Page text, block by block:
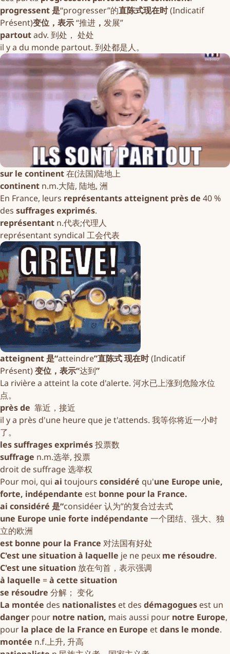
progressent 是“progresser”的直陈式现在时(Indicatif
Présent)变位，表示“推进 ， 发展”
partoutadv. 到处， 处处
il y a du monde partout. 到处都是人。
sur le continent在(法国)陆地上
continent n.m.大陆, 陆地, 洲
En France, leurs représentants atteignent près de 40 %
des suffrages exprimés.
représentant n.代表;代理人
représentant syndical 工会代表
atteignent 是“atteindre”直陈式 现在时(Indicatif
Présent)变位，表示“达到”
La rivière a atteint la cote d'alerte. 河水已上涨到危险水位
点。
près de 靠近，接近
il y a près d'une heure que je t'attends. 我等你将近一小时
了。
les suffrages exprimés投票数
suffrage n.m.选举, 投票
droit de suffrage 选举权
Pour moi, qui ai toujours considéré qu'une Europe unie,
forte, indépendante est bonne pour la France.
ai considéré 是“considéer 认为”的复合过去式
une Europe unie forte indépendante 一个团结、强大、独
立的欧洲
est bonne pour la France 对法国有好处
C'est une situation à laquelle je ne peux me résoudre.
C'est une situation 放在句首，表示强调
à laquelle =à cette situation
se résoudre 分解； 变化
La montée des nationalistes et des démagogues est un
danger pour notre nation, mais aussi pour notre Europe,
pour la place de la France en Europe etdans le monde.
montée n.f.上升, 升高